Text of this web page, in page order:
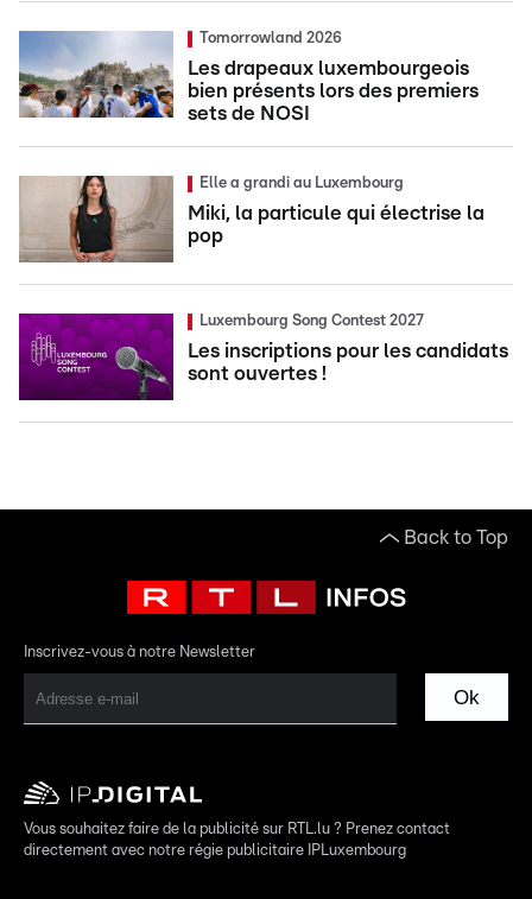
Tomorrowland 2026
Les drapeaux luxembourgeois
bien présents lors des premiers
sets de NOSI
Elle a grandi au Luxembourg
Miki, la particule qui électrise la
pop
Luxembourg Song Contest 2027
Les inscriptions pour les candidats
sont ouvertes !
Back to Top
Inscrivez-vous à notre Newsletter
Ok
Vous souhaitez faire de la publicité sur RTL.lu ? Prenez contact
directement avec notre régie publicitaire IPLuxembourg